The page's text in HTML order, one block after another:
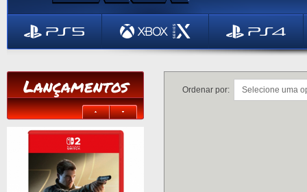
Lançamentos Ordenar por: